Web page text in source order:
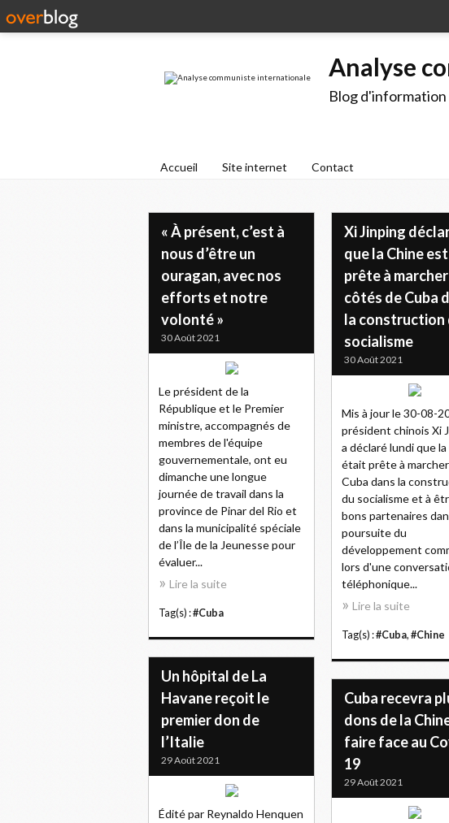
Analyse
Blog
Accueil Site internet Contact
« À présent, c’est à
nous d’être un
ouragan, avec nos
efforts et notre
volonté »
30 Août 2021
Le président de la
République et le Premier
ministre, accompagnés de
membres de l'équipe
gouvernementale, ont eu
dimanche une longue
journée de travail dans la
province de Pinar del Rio et
dans la municipalité spéciale
de l’Île de la Jeunesse pour
évaluer...
Lire la suite
Tag(s) :#Cuba
Xi Jinping
que la Chine est
prête à
côtés de Cuba
la construction
socialisme
30 Août 2021
Mis à jour le 30-08-
président chinois Xi
a déclaré lundi que
était prête à
Cuba dans la
du socialisme et à
bons partenaires
poursuite du
développement
lors d'une
téléphonique...
Lire la suite
Tag(s) :#Cuba, #Chine
Un hôpital de La
Havane reçoit le
premier don de
l’Italie
29 Août 2021
Édité par Reynaldo Henquen
Cuba recevra
dons de la
faire face au
19
29 Août 2021